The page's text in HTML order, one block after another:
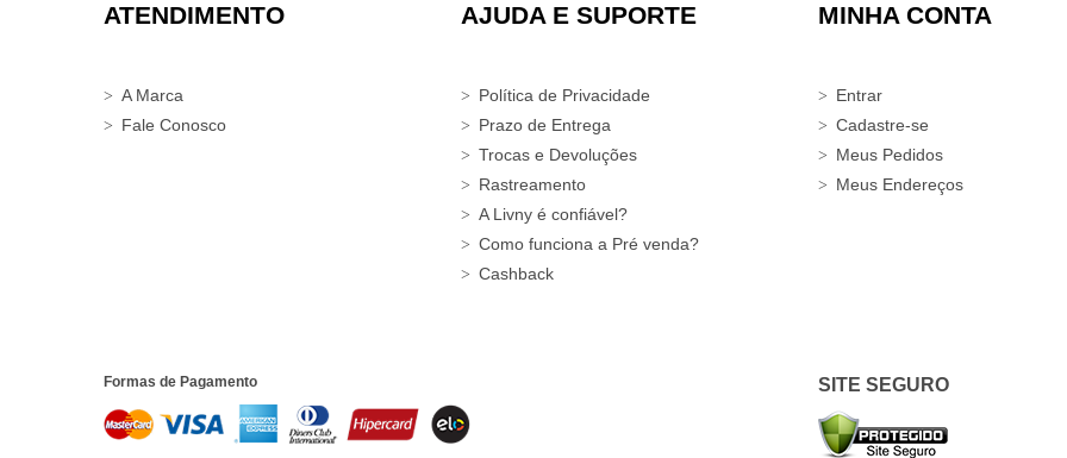
ATENDIMENTO
A Marca
Fale Conosco
AJUDA E SUPORTE
Política de Privacidade
Prazo de Entrega
Trocas e Devoluções
Rastreamento
A Livny é confiável?
Como funciona a Pré venda?
Cashback
MINHA CONTA
Entrar
Cadastre-se
Meus Pedidos
Meus Endereços
Formas de Pagamento SITE SEGURO